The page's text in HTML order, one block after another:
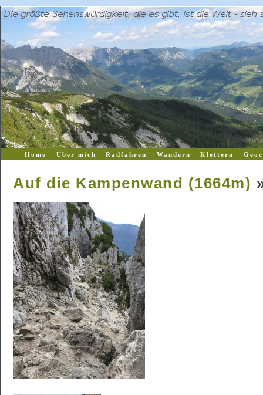
Home Über mich Radfahren Wandern Klettern
Auf die Kampenwand (1664m)